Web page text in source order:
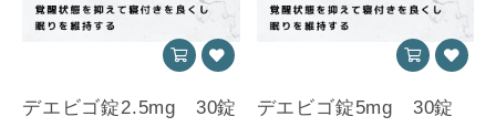
デエビゴ錠2.5mg 30錠
デエビゴ錠5mg 30錠